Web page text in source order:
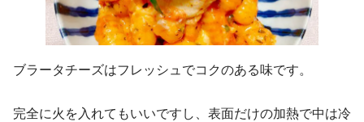
ブラータチーズはフレッシュでコクのある味です。
完全に火を入れてもいいですし、表面だけの加熱で中は冷